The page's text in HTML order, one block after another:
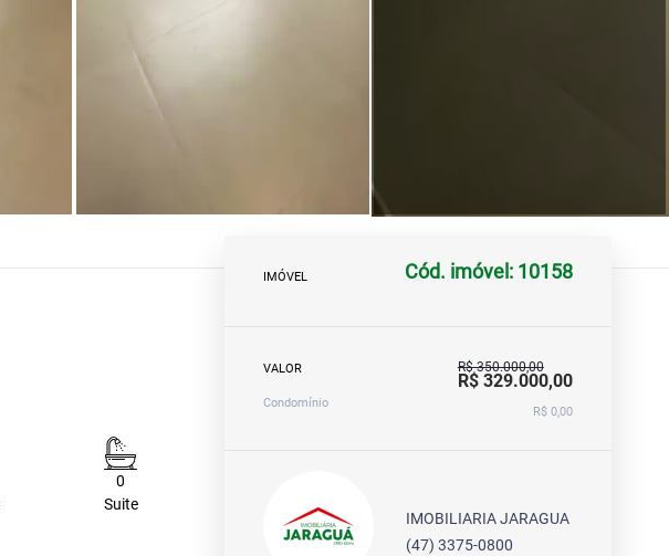
0
Suite
IMÓVEL Cód. imóvel: 10158
VALOR R$ 350.000,00
R$ 329.000,00
Condomínio
R$ 0,00
IMOBILIARIA JARAGUA
(47) 3375-0800